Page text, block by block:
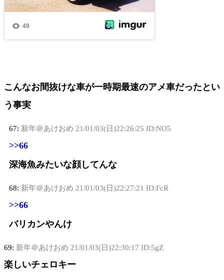
こんなお間抜けな車が一時期最速のアメ車だったとい
う事実
67: 新年＠あけおめ 21/01/03(日)22:26:25 ID:NO5
>>66
深海魚みたいな顔してんな
68: 新年＠あけおめ 21/01/03(日)22:27:21 ID:FcR
>>66
バリカンやんけ
69: 新年＠あけおめ 21/01/03(日)22:30:17 ID:5gZ
楽しいチェロキー